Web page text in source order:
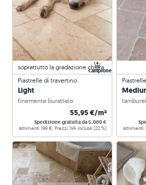
Piastrelle di travertino
Light
finemente burattato
55,95 €/m²
Spedizione gratuita da 5.000 €
altrimenti 199 €. Prezzi IVA inclusa (22 %)
soprattutto la gradazione chiara
Campione
altrimenti